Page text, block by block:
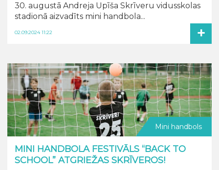
30. augustā Andreja Upīša Skrīveru vidusskolas
stadionā aizvadīts mini handbola...
02.09.2024 11:22 +
Mini handbols
MINI HANDBOLA FESTIVĀLS “BACK TO
SCHOOL” ATGRIEŽAS SKRĪVEROS!